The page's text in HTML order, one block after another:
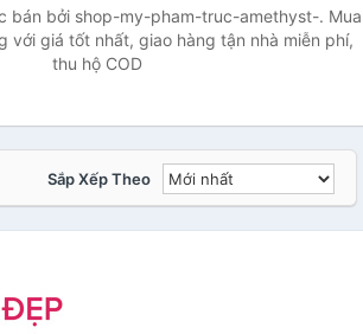
Shop
bán bởi shop-my-pham-truc-amethyst-. Mua
với giá tốt nhất, giao hàng tận nhà miễn phí,
thu hộ COD
Sắp Xếp Theo